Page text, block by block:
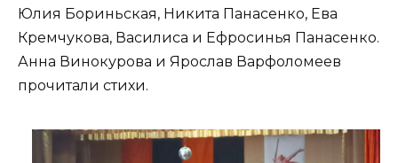
Юлия Бориньская, Никита Панасенко, Ева
Кремчукова, Василиса и Ефросинья Панасенко.
Анна Винокурова и Ярослав Варфоломеев
прочитали стихи.